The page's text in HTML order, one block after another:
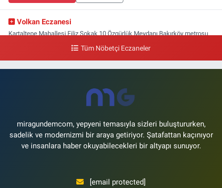
Volkan Eczanesi
Kartaltepe Mahallesi Filiz Sokak 10 Özgürlük Meydanı,Bakırköy metrosu
Yeşilköy Mahallesi Doğruyol Sokak 7 A Dürümcü Baba'nın Bir Alt
0 (212) 663 11 97
Tüm Nöbetçi Eczaneler
miragundemcom, yepyeni temasıyla sizleri buluştururken,
sadelik ve modernizmi bir araya getiriyor. Şatafattan kaçınıyor
ve insanlara haber okuyabilecekleri bir altyapı sunuyor.
[email protected]